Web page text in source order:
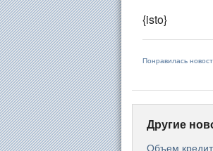
{isto}
Понравилась
Другие
Объем